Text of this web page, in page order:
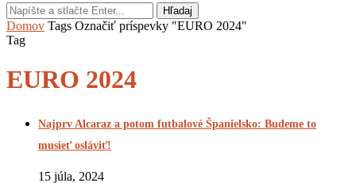
Hľadaj
Domov Tags Označiť príspevky "EURO 2024"
Tag
EURO 2024
Najprv Alcaraz a potom futbalové Španielsko: Budeme to
musieť osláviť!
15 júla, 2024